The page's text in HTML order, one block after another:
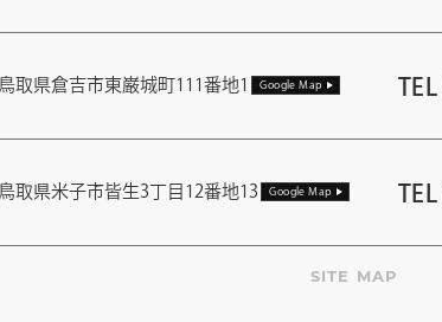
鳥取県倉吉市東巌城町111番地1 Google Map TEL
鳥取県米子市皆生3丁目12番地13 Google Map TEL
SITE MAP